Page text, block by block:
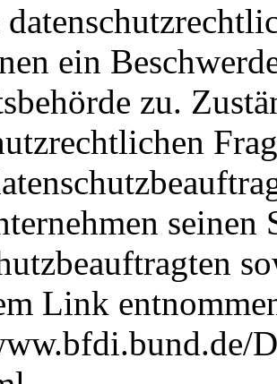
ein
zu.
Link